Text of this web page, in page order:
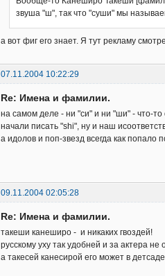
звуша "ш", так что "суши" мы
а вот фиг его знает. Я тут рекламу
07.11.2004 10:22:29
Re: Имена и фамилии.
на самом деле - ни "си" и ни "ши" - что-
начали писать "shi", ну и наш
а идолов и поп-звезд всегда как
09.11.2004 02:05:28
Re: Имена и фамилии.
такеши канеширо - и никаких гвоздей!
русскому уху так удобней и за актера не
а такесей канесирой его может в